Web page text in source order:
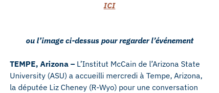
ICI
ou l’image ci-dessus pour regarder l’événement
TEMPE, Arizona – L’Institut McCain de l’Arizona State
University (ASU) a accueilli mercredi à Tempe, Arizona,
la députée Liz Cheney (R-Wyo) pour une conversation